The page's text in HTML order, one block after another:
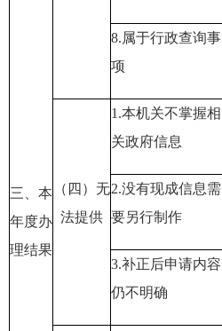
三、本
年度办
理结果
8.属于行政查询事
项
（四）无
法提供
1.本机关不掌握相
关政府信息
2.没有现成信息需
要另行制作
3.补正后申请内容
仍不明确